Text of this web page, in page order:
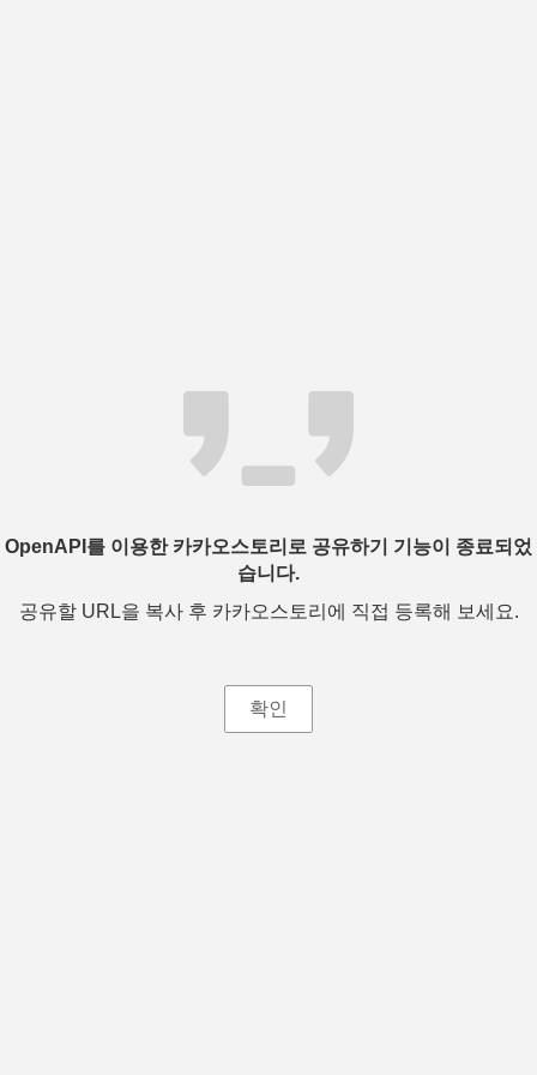
OpenAPI를 이용한 카카오스토리로 공유하기 기능이 종료되었
습니다.
공유할 URL을 복사 후 카카오스토리에 직접 등록해 보세요.
확인